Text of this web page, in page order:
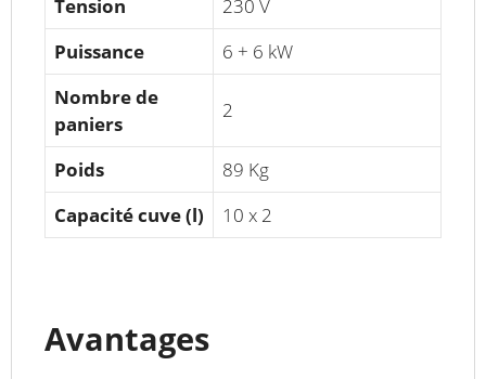
Tension
230 V
Puissance
6 + 6 kW
Nombre de
paniers
2
Poids
89 Kg
Capacité cuve (l)
10 x 2
Avantages